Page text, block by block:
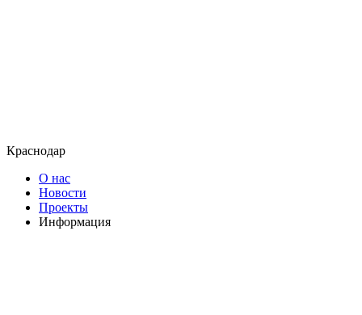
Краснодар
О нас
Новости
Проекты
Информация